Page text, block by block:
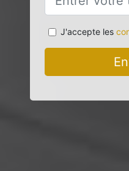
J'accepte les